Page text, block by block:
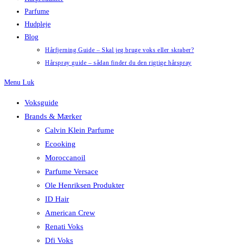
Parfume
Hudpleje
Blog
Hårfjerning Guide – Skal jeg bruge voks eller skraber?
Hårspray guide – sådan finder du den rigtige hårspray
Menu Luk
Voksguide
Brands & Mærker
Calvin Klein Parfume
Ecooking
Moroccanoil
Parfume Versace
Ole Henriksen Produkter
ID Hair
American Crew
Renati Voks
Dfi Voks